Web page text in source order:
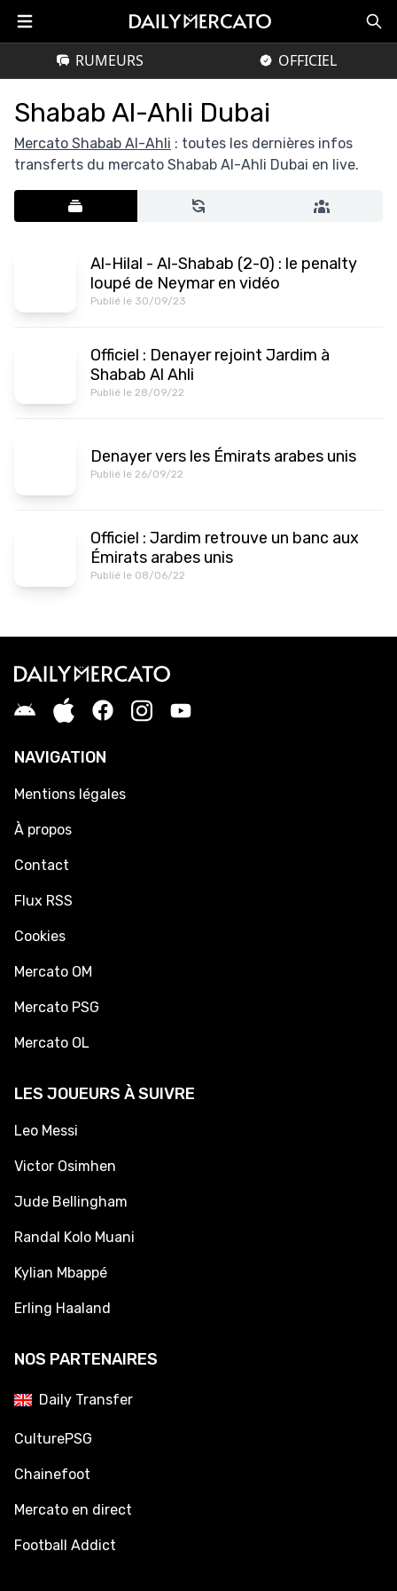
RUMEURS OFFICIEL
Shabab Al-Ahli Dubai
Mercato Shabab Al-Ahli : toutes les dernières infos
transferts du mercato Shabab Al-Ahli Dubai en live.
Al-Hilal - Al-Shabab (2-0) : le penalty
loupé de Neymar en vidéo
Publié le 30/09/23
Officiel : Denayer rejoint Jardim à
Shabab Al Ahli
Publié le 28/09/22
Denayer vers les Émirats arabes unis
Publié le 26/09/22
Officiel : Jardim retrouve un banc aux
Émirats arabes unis
Publié le 08/06/22
NAVIGATION
Mentions légales
À propos
Contact
Flux RSS
Cookies
Mercato OM
Mercato PSG
Mercato OL
LES JOUEURS À SUIVRE
Leo Messi
Victor Osimhen
Jude Bellingham
Randal Kolo Muani
Kylian Mbappé
Erling Haaland
NOS PARTENAIRES
Daily Transfer
CulturePSG
Chainefoot
Mercato en direct
Football Addict